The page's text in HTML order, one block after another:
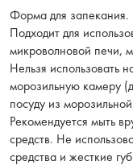
Форма для
Подходит для
микроволновой печи,
Нельзя использовать
морозильную камеру
посуду из
Рекомендуется мыть
средств. Не
средства и жесткие